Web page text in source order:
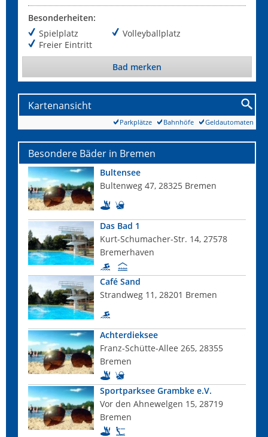
Besonderheiten:
Spielplatz
Freier Eintritt
Volleyballplatz
Bad merken
Kartenansicht
Geldautomaten
Bahnhöfe
Parkplätze
Besondere Bäder in Bremen
Bultensee
Bultenweg 47, 28325 Bremen
Das Bad 1
Kurt-Schumacher-Str. 14, 27578
Bremerhaven
Café Sand
Strandweg 11, 28201 Bremen
Achterdieksee
Franz-Schütte-Allee 265, 28355
Bremen
Sportparksee Grambke e.V.
Vor den Ahnewelgen 15, 28719
Bremen